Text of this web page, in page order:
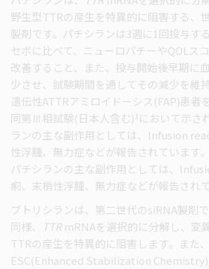
野生型TTRの産生を特異的に阻害する、
製剤です。パチシランは3週に1回投与す
セボに比べて、ニューロパチーやQOLス
改善すること、また、投与開始後早期に
少させ、試験期間を通してその減少を維
遺伝性ATTRアミロイドーシス(FAP)患者
同第Ⅲ相試験(日本人含む) 1 において示さ
ランの主な副作用としては、Infusion
性浮腫、無力症などが報告されています。
パチシランの主な副作用としては、
痢、末梢性浮腫、無力症などが報告されて
ブトリシランは、第二世代のsiRNA製剤
同様、
TTRmRNAを選択的に分解し、変
TTRの産生を特異的に阻害します。また
ESC(Enhanced Stabilization